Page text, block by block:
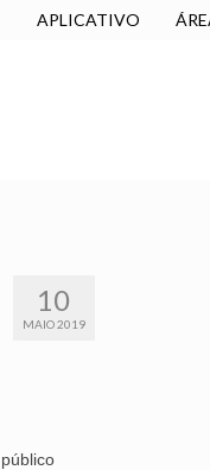
APLICATIVO
10
MAIO 2019